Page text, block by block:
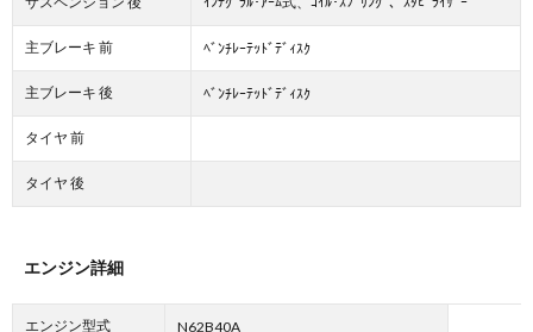
主ブレーキ 前 ﾍﾞﾝﾁﾚｰﾃｯﾄﾞﾃﾞｨｽｸ
主ブレーキ 後 ﾍﾞﾝﾁﾚｰﾃｯﾄﾞﾃﾞｨｽｸ
タイヤ 前
タイヤ 後
エンジン詳細
エンジン型式 N62B40A